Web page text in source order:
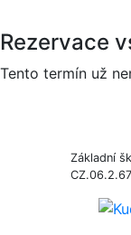
Rezervace
Tento termín už
Základní